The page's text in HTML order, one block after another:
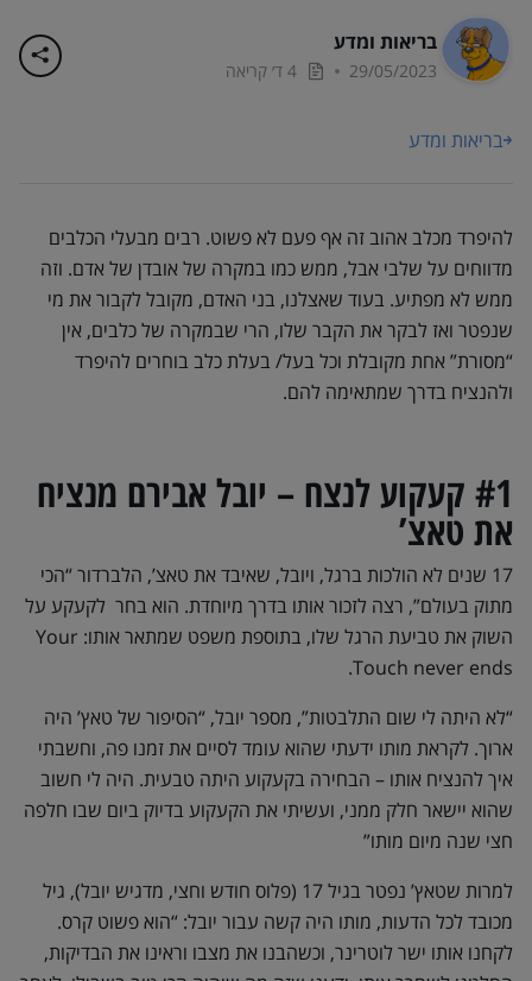
בריאות ומדע
29/05/2023 4 ד׳ קריאה
בריאות ומדע
להיפרד מכלב אהוב זה אף פעם לא פשוט. רבים מבעלי הכלבים
מדווחים על שלבי אבל, ממש כמו במקרה של אובדן של אדם. וזה
ממש לא מפתיע. בעוד שאצלנו, בני האדם, מקובל לקבור את מי
שנפטר ואז לבקר את הקבר שלו, הרי שבמקרה של כלבים, אין
“מסורת” אחת מקובלת וכל בעל/ בעלת כלב בוחרים להיפרד
ולהנציח בדרך שמתאימה להם.
#1 קעקוע לנצח – יובל אבירם מנציח
את טאצ’
17 שנים לא הולכות ברגל, ויובל, שאיבד את טאצ’, הלברדור “הכי
מתוק בעולם”, רצה לזכור אותו בדרך מיוחדת. הוא בחר לקעקע על
השוק את טביעת הרגל שלו, בתוספת משפט שמתאר אותו: Your
Touch never ends.
“לא היתה לי שום התלבטות”, מספר יובל, “הסיפור של טאץ’ היה
ארוך. לקראת מותו ידעתי שהוא עומד לסיים את זמנו פה, וחשבתי
איך להנציח אותו – הבחירה בקעקוע היתה טבעית. היה לי חשוב
שהוא יישאר חלק ממני, ועשיתי את הקעקוע בדיוק ביום שבו חלפה
חצי שנה מיום מותו”
למרות שטאץ’ נפטר בגיל 17 (פלוס חודש וחצי, מדגיש יובל), גיל
מכובד לכל הדעות, מותו היה קשה עבור יובל: “הוא פשוט קרס.
לקחנו אותו ישר לוטרינר, וכשהבנו את מצבו וראינו את הבדיקות,